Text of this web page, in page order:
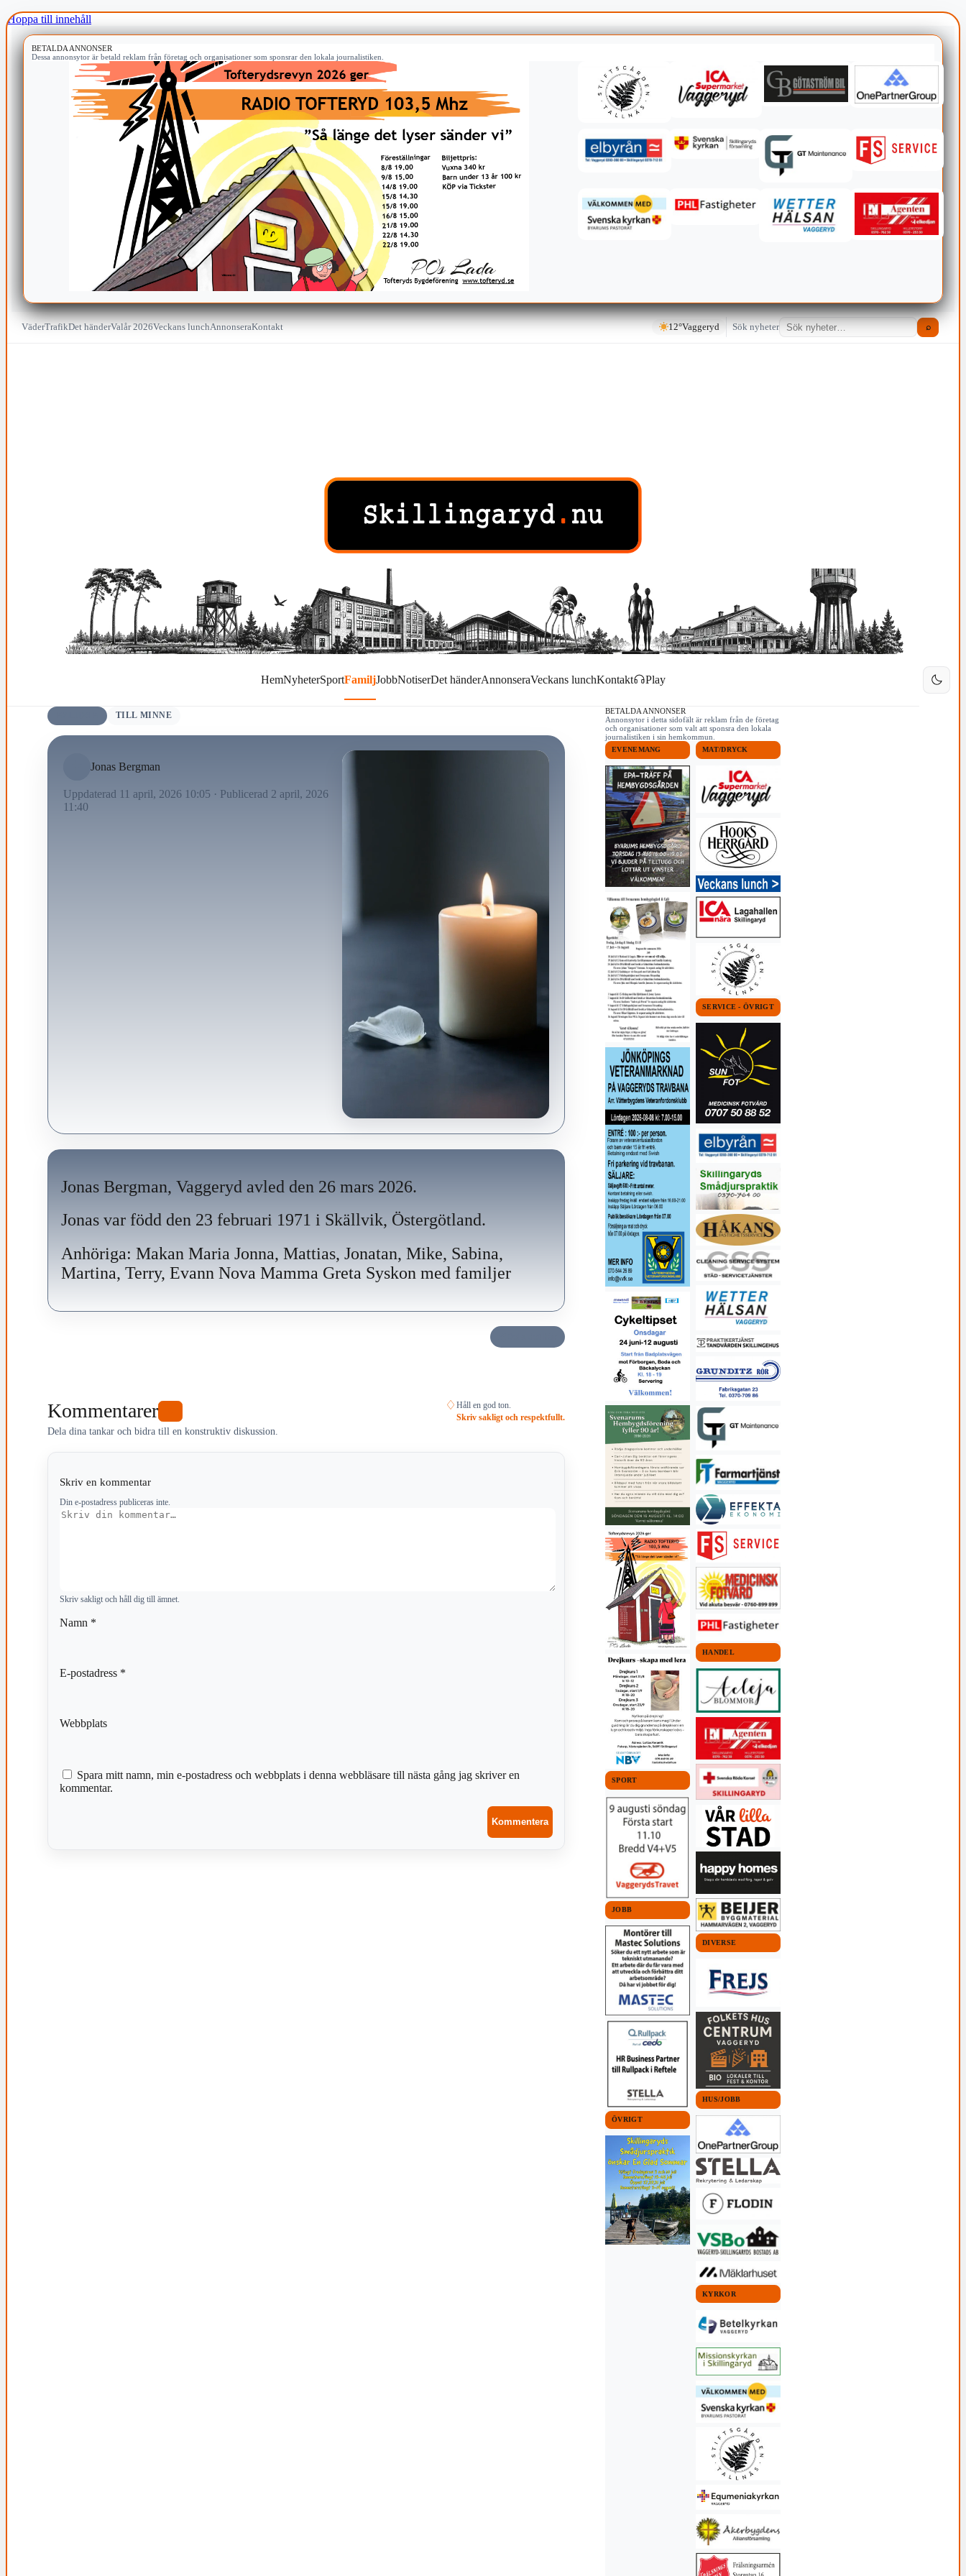
Hoppa till innehåll
BETALDA ANNONSER
Dessa annonsytor är betald reklam från företag och organisationer som sponsrar den lokala journalistiken.
VäderTrafikDet händerValår 2026Veckans lunchAnnonseraKontakt 12°Vaggeryd Sök nyheter ⌕
HemNyheterSportFamiljJobbNotiserDet händerAnnonseraVeckans lunchKontakt Play
TILL MINNE
Jonas Bergman
Uppdaterad 11 april, 2026 10:05 · Publicerad 2 april, 2026
11:40
Jonas Bergman, Vaggeryd avled den 26 mars 2026.
Jonas var född den 23 februari 1971 i Skällvik, Östergötland.
Anhöriga: Makan Maria Jonna, Mattias, Jonatan, Mike, Sabina,
Martina, Terry, Evann Nova Mamma Greta Syskon med familjer
Kommentarer
Dela dina tankar och bidra till en konstruktiv diskussion.
♢ Håll en god ton.
Skriv sakligt och respektfullt.
Skriv en kommentar
Din e-postadress publiceras inte.
Kommentar
Skriv sakligt och håll dig till ämnet.
Namn *
E-postadress *
Webbplats
Spara mitt namn, min e-postadress och webbplats i denna webbläsare till nästa gång jag skriver en
kommentar.
BETALDA ANNONSER
Annonsytor i detta sidofält är reklam från de företag
och organisationer som valt att sponsra den lokala
journalistiken i sin hemkommun.
EVENEMANG
SPORT
JOBB
ÖVRIGT
MAT/DRYCK
SERVICE - ÖVRIGT
HANDEL
DIVERSE
HUS/JOBB
KYRKOR